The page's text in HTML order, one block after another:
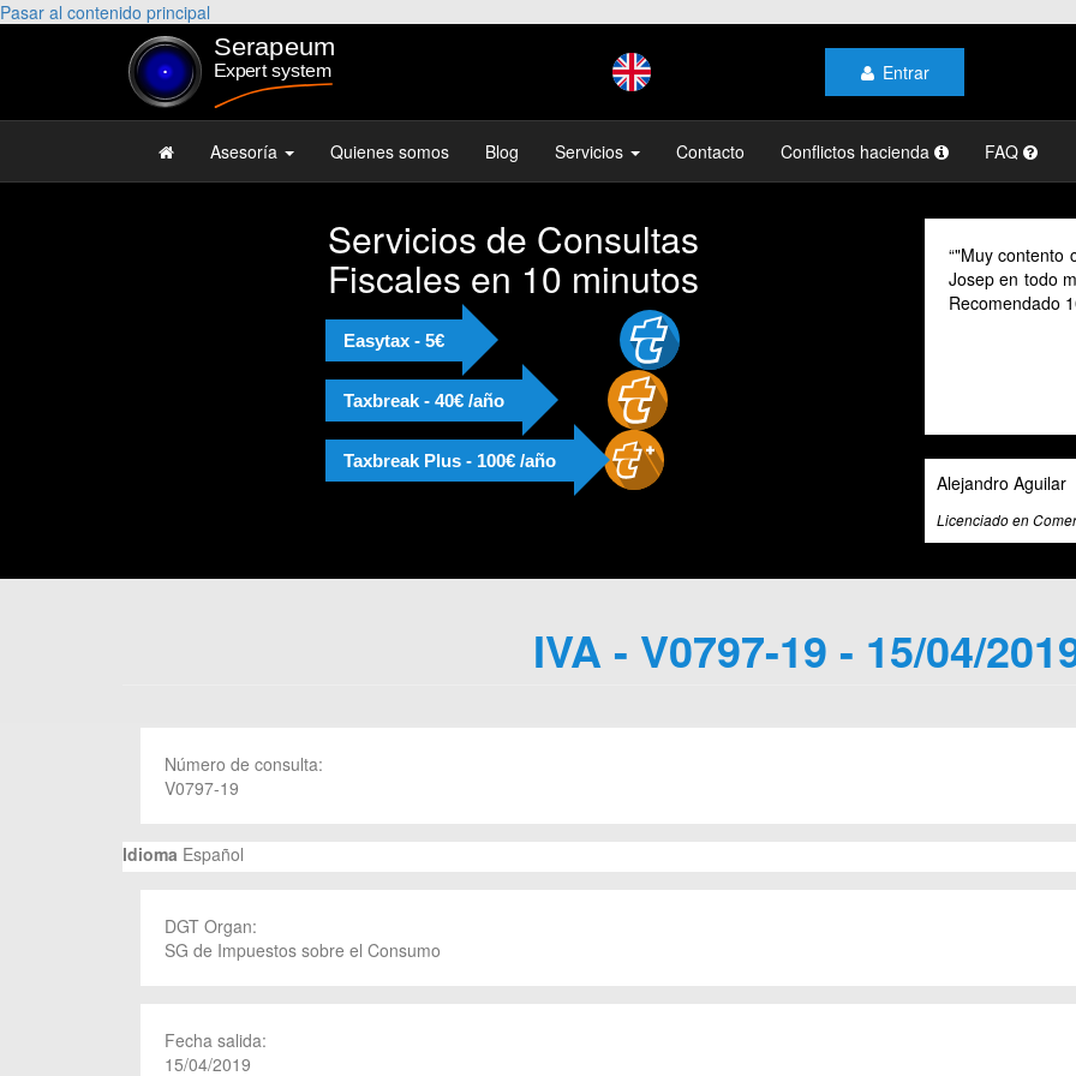
Pasar al contenido principal
Entrar
Asesoría Quienes somos Blog Servicios Contacto Conflictos hacienda FAQ
Servicios de Consultas
Fiscales en 10 minutos
Easytax - 5€
Taxbreak - 40€ /año
Taxbreak Plus - 100€ /año
"Muy contento con el profesionalismo y la atención de
Josep en todo momento, mi gestoría y la de mi familia.
Alejandro Aguilar
IVA - V0797-19 - 15/04/
Número de consulta:
V0797-19
Idioma Español
DGT Organ:
SG de Impuestos sobre el Consumo
Fecha salida:
15/04/2019